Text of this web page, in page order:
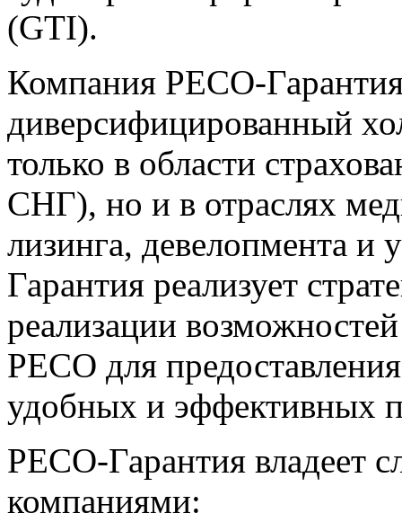
(GTI).
Компания РЕСО-
диверсифицированный
только в области
СНГ), но и в отраслях
лизинга, девелопмента
Гарантия реализует
реализации
РЕСО для
удобных и эффективных
РЕСО-Гарантия владеет
компаниями: